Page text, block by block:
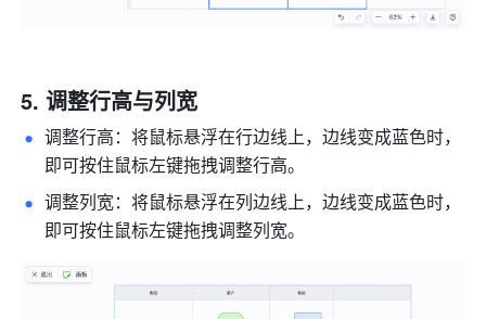
调整行高与列宽
调整行高：将鼠标悬浮在行边线上，边线变成蓝色时，
即可按住鼠标左键拖拽调整行高。
调整列宽：将鼠标悬浮在列边线上，边线变成蓝色时，
即可按住鼠标左键拖拽调整列宽。